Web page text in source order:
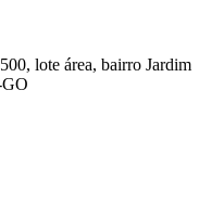
lote área, bairro Jardim